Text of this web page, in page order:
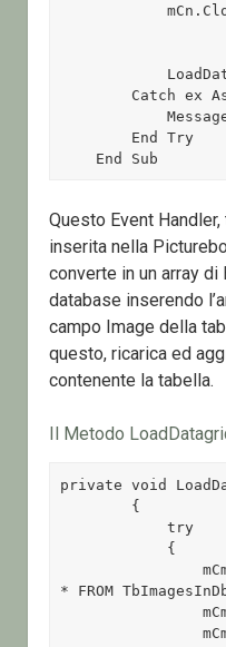
            mCn.Close()
            MessageBox.Show(ex.Message)
    End Sub
Questo Event
inserita nella
converte in un array di
database inserendo
campo Image della
questo, ricarica ed
contenente la tabella.
Il Metodo
private void
            try
                mCmd.CommandText = "SELECT
* FROM
                mCmd.Connection = mCn;
                mCmd.Parameters.Clear();